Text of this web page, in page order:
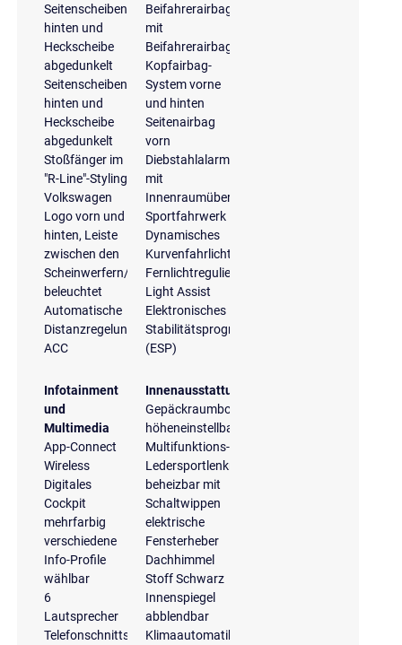
Seitenscheiben
hinten und
Heckscheibe
abgedunkelt
Seitenscheiben
hinten und
Heckscheibe
abgedunkelt
Stoßfänger im
"R-Line"-Styling
Volkswagen
Logo vorn und
hinten, Leiste
zwischen den
Scheinwerfern/Rückleuchten
beleuchtet
Automatische
Distanzregelung
ACC
Infotainment
und
Multimedia
App-Connect
Wireless
Digitales
Cockpit
mehrfarbig
verschiedene
Info-Profile
wählbar
6
Lautsprecher
Telefonschnittstelle
Beifahrerairbag
mit
Beifahrerairbagdeaktivierung
Kopfairbag-
System vorne
und hinten
Seitenairbag
vorn
Diebstahlalarmanlage
mit
Innenraumüberwachung
Sportfahrwerk
Dynamisches
Kurvenfahrlicht
Fernlichtregulierung
Light Assist
Elektronisches
Stabilitätsprogramm
(ESP)
Innenausstattung
Gepäckraumboden
höheneinstellbar
Multifunktions-
Ledersportlenkrad,
beheizbar mit
Schaltwippen
elektrische
Fensterheber
Dachhimmel
Stoff Schwarz
Innenspiegel
abblendbar
Klimaautomatik